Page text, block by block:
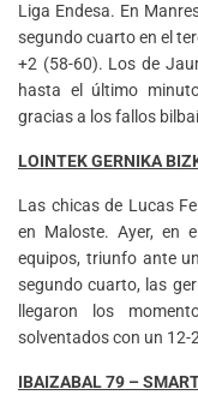
Liga Endesa. En
segundo cuarto en el
+2 (58-60). Los de
hasta el último
gracias a los fallos
LOINTEK GERNIKA
Las chicas de Lucas
en Maloste. Ayer, en
equipos, triunfo ante
segundo cuarto, las
llegaron los
solventados con un 12-
IBAIZABAL 79 –